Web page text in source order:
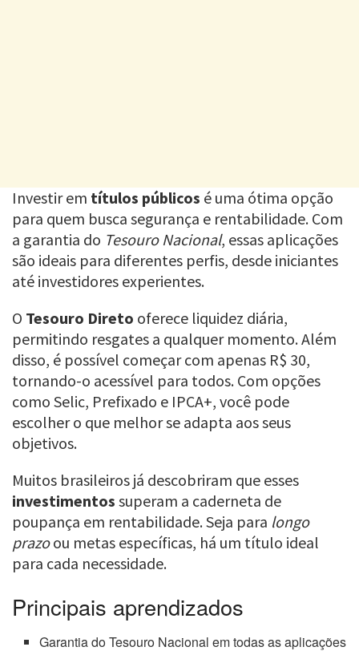
Investir em títulos públicos é uma ótima opção
para quem busca segurança e rentabilidade. Com
a garantia do Tesouro Nacional, essas aplicações
são ideais para diferentes perfis, desde iniciantes
até investidores experientes.
O Tesouro Direto oferece liquidez diária,
permitindo resgates a qualquer momento. Além
disso, é possível começar com apenas R$ 30,
tornando-o acessível para todos. Com opções
como Selic, Prefixado e IPCA+, você pode
escolher o que melhor se adapta aos seus
objetivos.
Muitos brasileiros já descobriram que esses
investimentos superam a caderneta de
poupança em rentabilidade. Seja para longo
prazoou metas específicas, há um título ideal
para cada necessidade.
Principais aprendizados
Garantia do Tesouro Nacional em todas as aplicações